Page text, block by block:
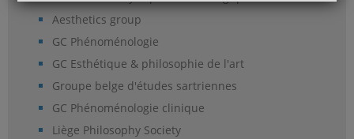
Aesthetics group
GC Phénoménologie
GC Esthétique & philosophie de l'art
Groupe belge d'études sartriennes
GC Phénoménologie clinique
Liège Philosophy Society